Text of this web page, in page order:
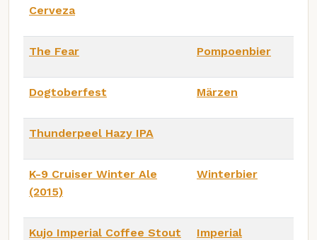
Cerveza
The Fear Pompoenbier
Dogtoberfest Märzen
Thunderpeel Hazy IPA
K-9 Cruiser Winter Ale
(2015)
Winterbier
Kujo Imperial Coffee Stout
Imperial